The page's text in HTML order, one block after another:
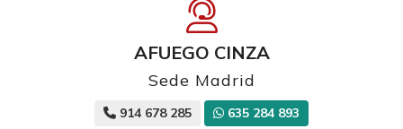
AFUEGO CINZA
Sede Madrid
914 678 285 635 284 893